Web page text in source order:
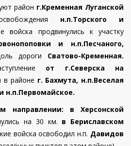
район г.Кременная Луганской
н.п.Торского и
войска продвинулись к участку
и н.п.Песчаного,
дороги Сватово-Кременная.
от г.Северска на
районе г. Бахмута, н.п.Веселая
н.п.Первомайское.
направлении:
в Херсонской
на 30 км. в Бериславском
войска освободил н.п. Давидов